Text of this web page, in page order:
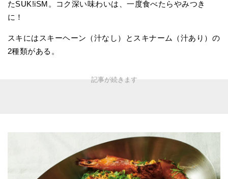
たSUK!iSM。コク深い味わいは、一度食べたらやみつき
に！
スキにはスキーヘーン（汁なし）とスキナーム（汁あり）の
2種類がある。